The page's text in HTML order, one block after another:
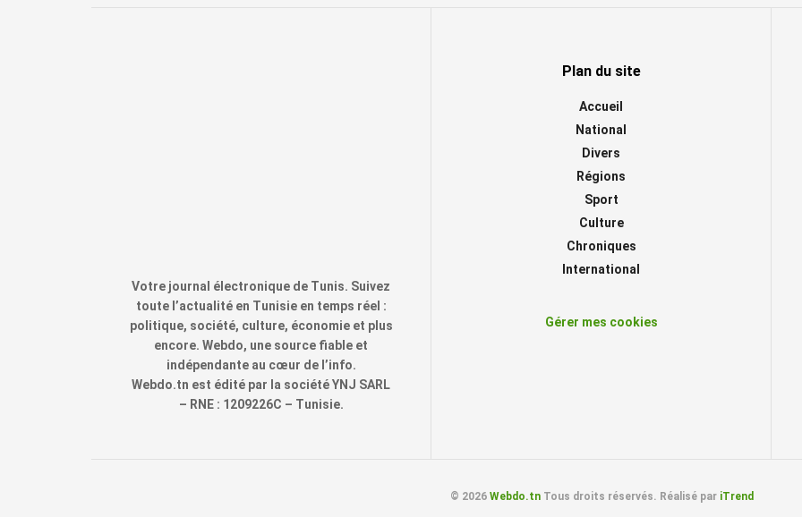
Votre journal électronique de Tunis. Suivez
toute l’actualité en Tunisie en temps réel :
politique, société, culture, économie et plus
encore. Webdo, une source fiable et
indépendante au cœur de l’info.
Webdo.tn est édité par la société YNJ SARL
– RNE : 1209226C – Tunisie.
Plan du site
Accueil
National
Divers
Régions
Sport
Culture
Chroniques
International
Gérer mes cookies
© 2026 Webdo.tnTous droits réservés. Réalisé par iTrend